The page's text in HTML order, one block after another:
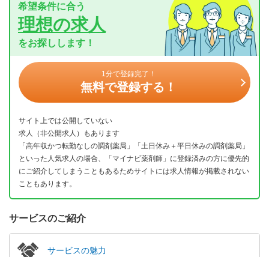
希望条件に合う
理想の求人
をお探しします！
1分で登録完了！
無料で登録する！
サイト上では公開していない
求人（非公開求人）もあります
「高年収かつ転勤なしの調剤薬局」「土日休み＋平日休みの調剤薬局」
といった人気求人の場合、「マイナビ薬剤師」に登録済みの方に優先的
にご紹介してしまうこともあるためサイトには求人情報が掲載されない
こともあります。
サービスのご紹介
サービスの魅力